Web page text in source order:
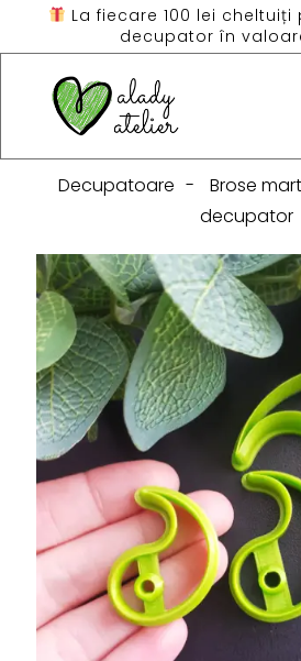
La fiecare 100 lei
decupator în
Decupatoare - Brose
decupator